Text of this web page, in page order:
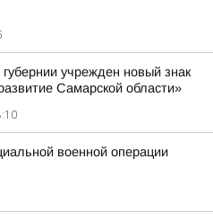
учрежден новый знак
Самарской области»
военной операции